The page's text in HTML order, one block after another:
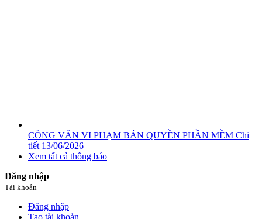
CÔNG VĂN VI PHẠM BẢN QUYỀN PHẦN MỀM Chi
tiết 13/06/2026
Xem tất cả thông báo
Đăng nhập
Tài khoản
Đăng nhập
Tạo tài khoản